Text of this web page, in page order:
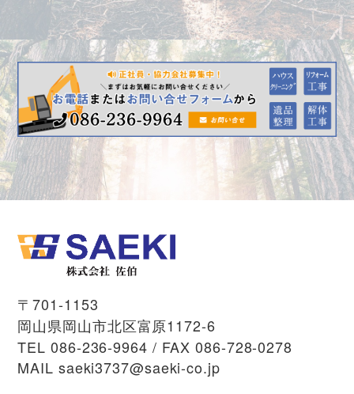
〒701-1153
岡山県岡山市北区富原1172-6
TEL 086-236-9964 / FAX 086-728-0278
MAIL saeki3737@saeki-co.jp